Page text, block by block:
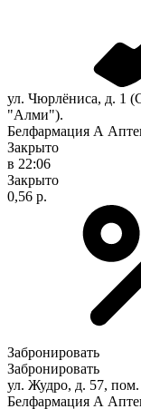
ул. Чюрлёниса, д. 1
"Алми").
Белфармация А
Закрыто
в 22:06
Закрыто
0,56 р.
Забронировать
Забронировать
ул. Жудро, д. 57,
Белфармация А